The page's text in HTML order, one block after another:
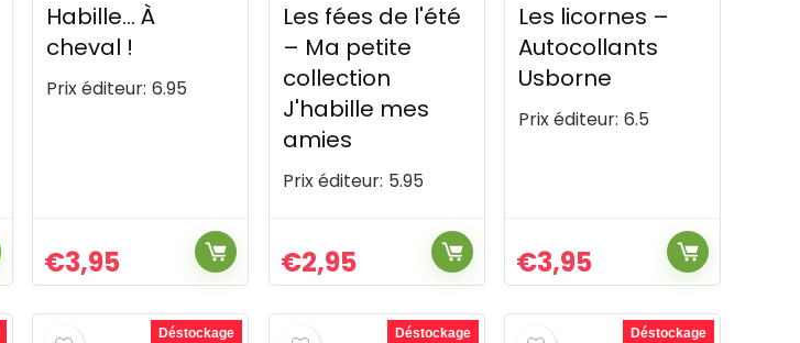
Habille… À
cheval !
Prix éditeur: 6.95
€3,95
Les fées de l'été
– Ma petite
collection
J'habille mes
amies
Prix éditeur: 5.95
€2,95
Les licornes –
Autocollants
Usborne
Prix éditeur: 6.5
€3,95
Déstockage Déstockage Déstockage